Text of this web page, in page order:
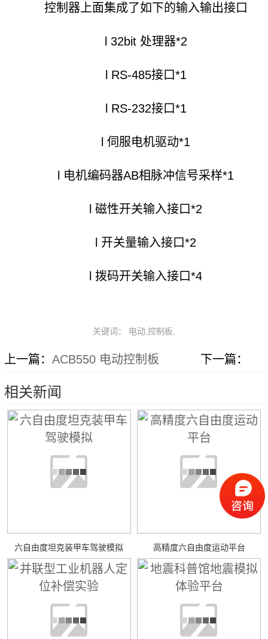
控制器上面集成了如下的输入输出接口
l 32bit 处理器*2
l RS-485接口*1
l RS-232接口*1
l 伺服电机驱动*1
l 电机编码器AB相脉冲信号采样*1
l 磁性开关输入接口*2
l 开关量输入接口*2
l 拨码开关输入接口*4
关键词： 电动,控制板,
上一篇： ACB550 电动控制板 下一篇：
相关新闻
六自由度坦克装甲车驾驶模拟 高精度六自由度运动平台